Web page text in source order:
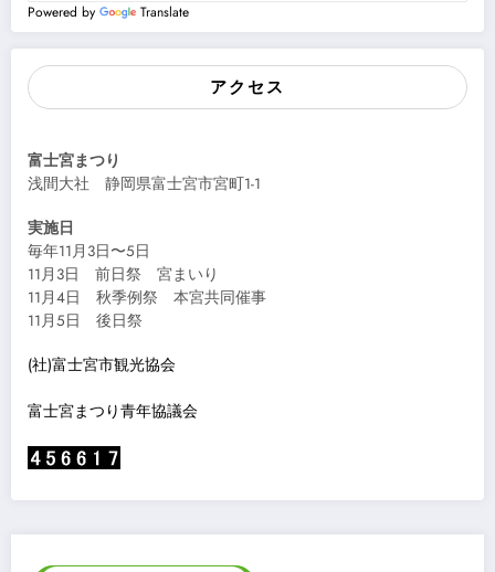
Powered by Translate
アクセス
富士宮まつり
浅間大社 静岡県富士宮市宮町1-1
実施日
毎年11月3日〜5日
11月3日 前日祭 宮まいり
11月4日 秋季例祭 本宮共同催事
11月5日 後日祭
(社)富士宮市観光協会
富士宮まつり青年協議会